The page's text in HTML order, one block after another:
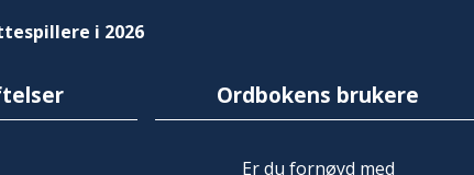
i 2026
Ordbokens brukere
Er du fornøyd med